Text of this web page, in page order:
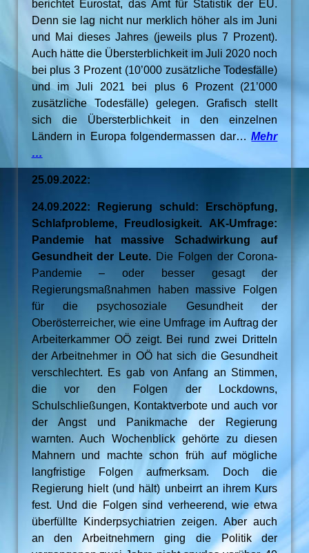
berichtet Eurostat, das Amt für Statistik der EU.
Denn sie lag nicht nur merklich höher als im Juni
und Mai dieses Jahres (jeweils plus 7 Prozent).
Auch hätte die Übersterblichkeit im Juli 2020 noch
bei plus 3 Prozent (10’000 zusätzliche Todesfälle)
und im Juli 2021 bei plus 6 Prozent (21’000
zusätzliche Todesfälle) gelegen. Grafisch stellt
sich die Übersterblichkeit in den einzelnen
Ländern in Europa folgendermassen dar… Mehr
…
25.09.2022:
24.09.2022: Regierung schuld: Erschöpfung,
Schlafprobleme, Freudlosigkeit. AK-Umfrage:
Pandemie hat massive Schadwirkung auf
Gesundheit der Leute. Die Folgen der Corona-
Pandemie – oder besser gesagt der
Regierungsmaßnahmen haben massive Folgen
für die psychosoziale Gesundheit der
Oberösterreicher, wie eine Umfrage im Auftrag der
Arbeiterkammer OÖ zeigt. Bei rund zwei Dritteln
der Arbeitnehmer in OÖ hat sich die Gesundheit
verschlechtert. Es gab von Anfang an Stimmen,
die vor den Folgen der Lockdowns,
Schulschließungen, Kontaktverbote und auch vor
der Angst und Panikmache der Regierung
warnten. Auch Wochenblick gehörte zu diesen
Mahnern und machte schon früh auf mögliche
langfristige Folgen aufmerksam. Doch die
Regierung hielt (und hält) unbeirrt an ihrem Kurs
fest. Und die Folgen sind verheerend, wie etwa
überfüllte Kinderpsychiatrien zeigen. Aber auch
an den Arbeitnehmern ging die Politik der